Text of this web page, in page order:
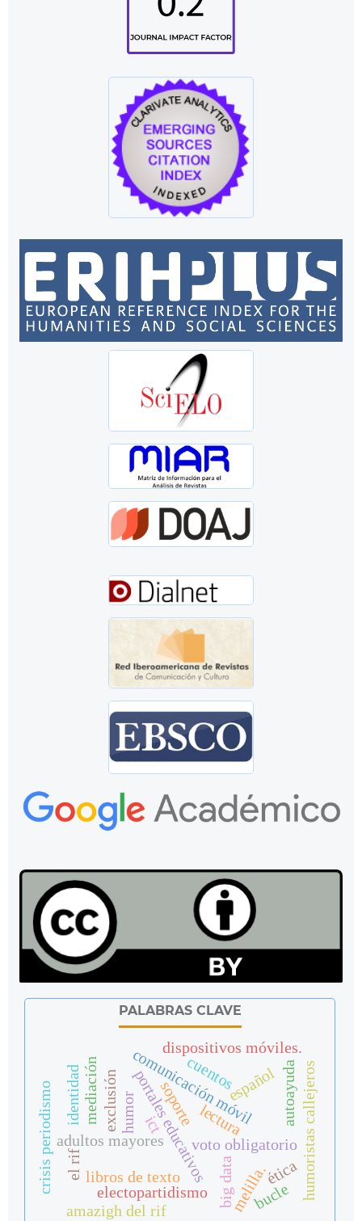
PALABRAS CLAVE
big data
portales educativos
melilla.
electopartidismo
voto obligatorio
bucle
comunicación móvil
adultos mayores
exclusión
dispositivos móviles.
humor humoristas callejeros
libros de texto
español
lectura autoayuda
soporte
crisis periodismo el rif
amazigh del rif
cuentos
ética
mediación
ict
identidad